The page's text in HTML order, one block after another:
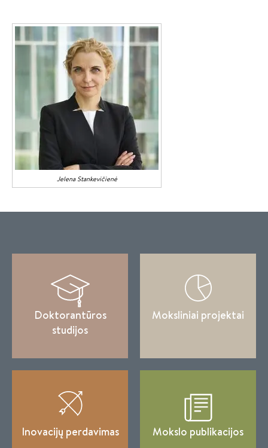
Jelena Stankevičienė
Doktorantūros
studijos
Moksliniai projektai
Inovacijų perdavimas Mokslo publikacijos